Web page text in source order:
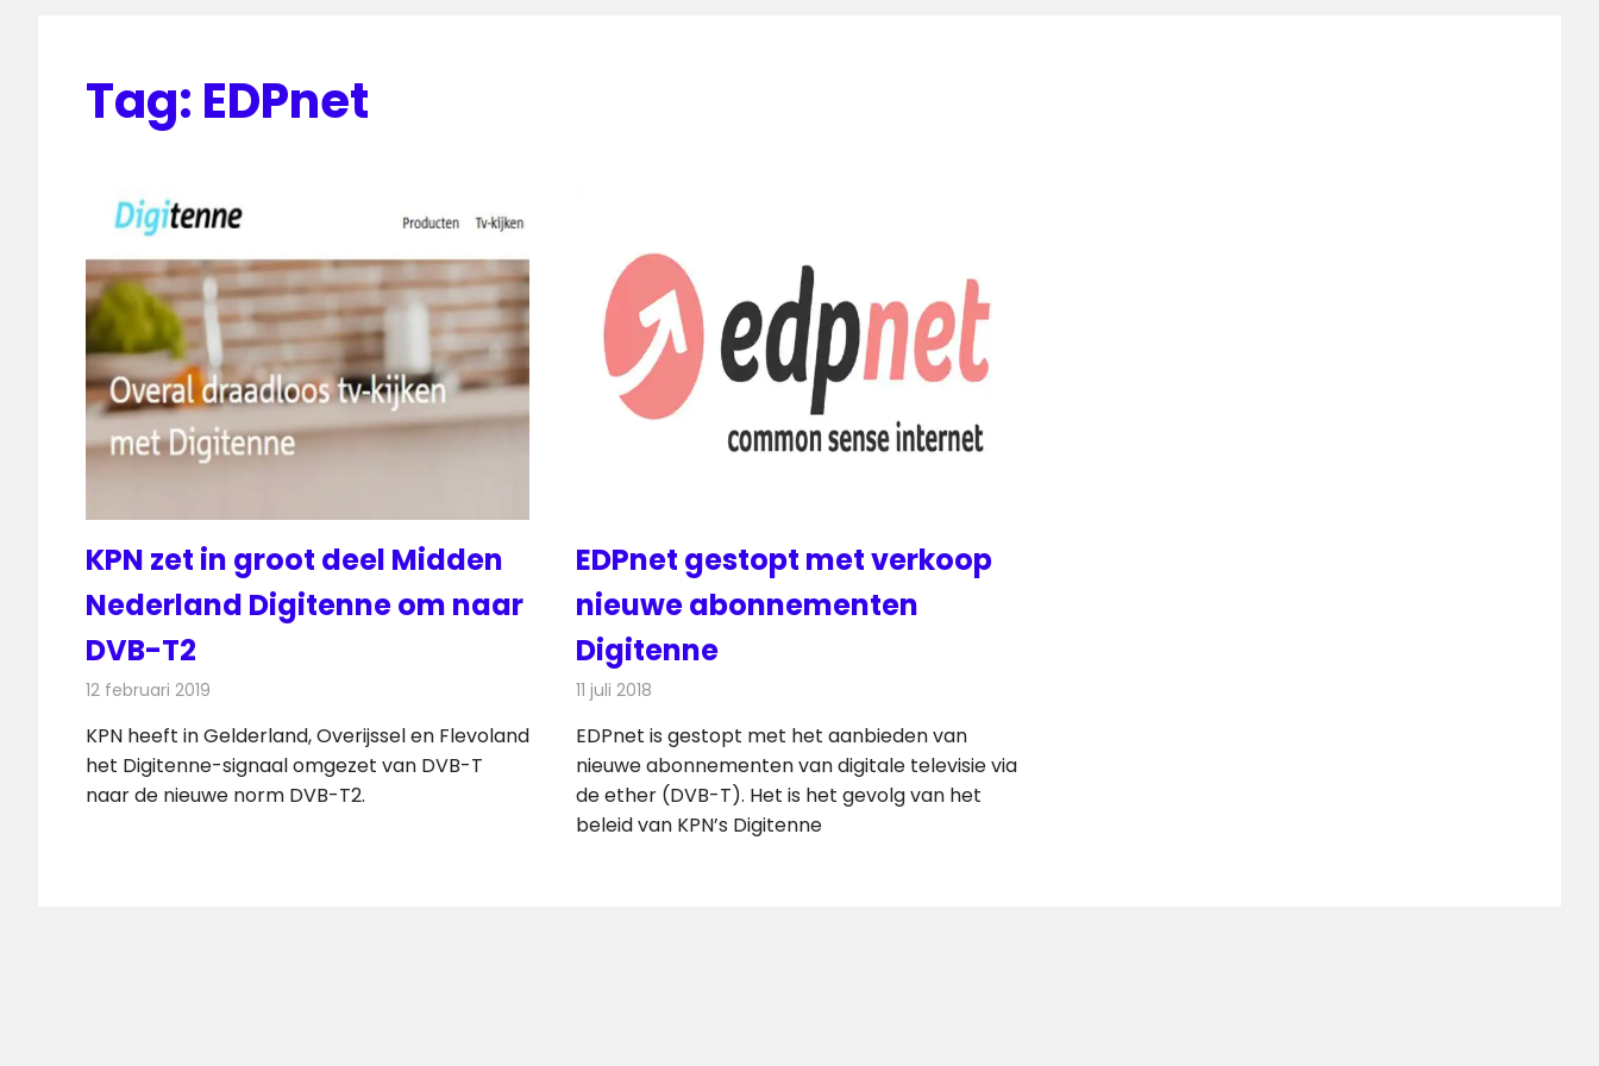
Tag: EDPnet
KPN zet in groot deel Midden
Nederland Digitenne om naar
DVB-T2
12 februari 2019
KPN heeft in Gelderland, Overijssel en Flevoland
het Digitenne-signaal omgezet van DVB-T
naar de nieuwe norm DVB-T2.
EDPnet gestopt met verkoop
nieuwe abonnementen
Digitenne
11 juli 2018
EDPnet is gestopt met het aanbieden van
nieuwe abonnementen van digitale televisie via
de ether (DVB-T). Het is het gevolg van het
beleid van KPN’s Digitenne